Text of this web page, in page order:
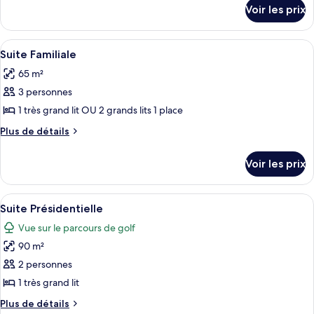
Chambre
Deluxe,
1
très
grand
lit
(Plus)
le
type
de
Chambre
Deluxe,
très
grand
lit
Voir les prix
Afficher
toutes
les
photos
pour
ce
chambre :
Suite
Familiale
Une chambre d’hôtel moderne
8
Suite Familiale
65 m²
3 personnes
1 très grand lit OU 2 grands lits 1 place
Plus de détails
Plus
le
type
de
Suite
Familiale
Voir les prix
Afficher
toutes
les
photos
pour
ce
type
Suite Présidentielle | Literie de
5
Suite Présidentielle
Vue sur le parcours de golf
90 m²
2 personnes
1 très grand lit
Plus de détails
Plus